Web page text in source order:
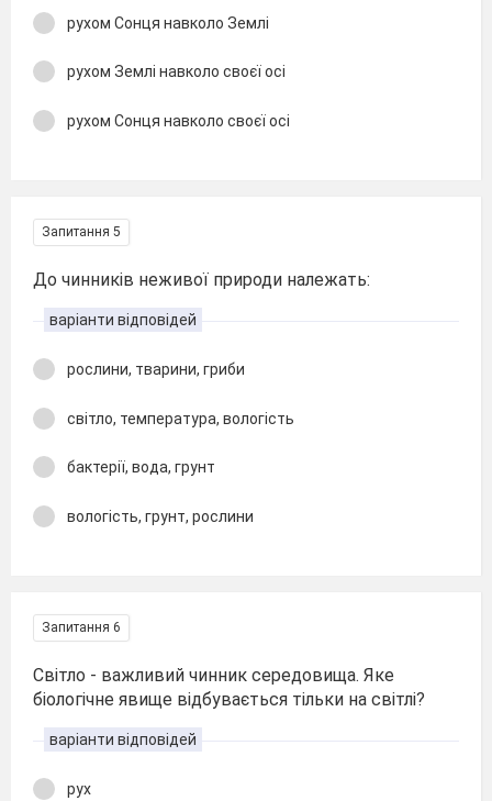
рухом Сонця навколо Землі
рухом Землі навколо своєї осі
рухом Сонця навколо своєї осі
Запитання 5
До чинників неживої природи належать:
варіанти відповідей
рослини, тварини, гриби
світло, температура, вологість
бактерії, вода, грунт
вологість, грунт, рослини
Запитання 6
Світло - важливий чинник середовища. Яке
біологічне явище відбувається тільки на світлі?
варіанти відповідей
рух